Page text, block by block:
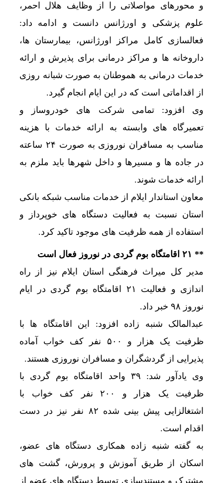
و محورهای مواصلاتی را از وظایف هلال احمر،
علوم پزشکی و اورژانس دانست و ادامه داد:
فعالسازی کامل مراکز اورژانس، بیمارستان ها،
داروخانه ها و مراکز درمانی برای پذیرش و ارائه
خدمات درمانی به هموطنان به صورت شبانه روزی
از اقداماتی است که در این ایام انجام گیرد.
وی افزود: تمامی شرکت های خودروساز و
تعمیرگاه های وابسته به ارائه خدمات با هزینه
مناسب به مسافران نوروزی به صورت ۲۴ ساعته
در جاده ها و مسیرها و داخل شهرها باید ملزم به
ارائه خدمات شوند.
معاون استاندار ایلام از خدمات مناسب شبکه بانکی
استان نسبت به فعالیت دستگاه های خوپرداز و
استفاده از همه ظرفیت های موجود تاکید کرد.
** ۲۱ اقامتگاه بوم گردی در نوروز فعال است
مدیر کل میراث فرهنگی استان ایلام نیز از راه
اندازی و فعالیت ۲۱ اقامتگاه بوم گردی در ایام
نوروز ۹۸ خبر داد.
عبدالمالک شنبه زاده افزود: این اقامتگاه ها با
ظرفیت یک هزار و ۵۰۰ نفر کف خواب آماده
پذیرایی از گردشگران و مسافران نوروزی هستند.
وی یادآور شد: ۳۹ واحد اقامتگاه بوم گردی با
ظرفیت یک هزار و ۲۰۰ نفر کف خواب با
اشتغالزایی پیش بینی شده ۸۲ نفر نیز در دست
اقدام است.
به گفته شنبه زاده همکاری دستگاه های عضو،
اسکان از طریق آموزش و پرورش، گشت های
مشترک و مستندسازی توسط دستگاه های عضو از